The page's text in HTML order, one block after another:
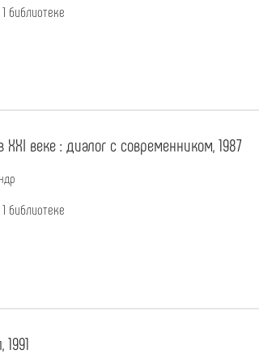
библиотекe
XXI веке : диалог с современником, 1987
библиотекe